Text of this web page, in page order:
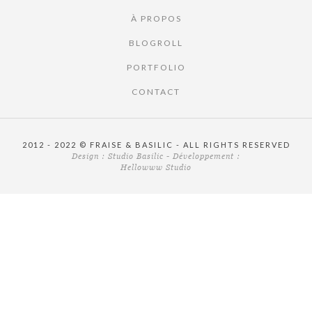
À PROPOS
BLOGROLL
PORTFOLIO
CONTACT
2012 - 2022 © FRAISE & BASILIC - ALL RIGHTS RESERVED
Design : Studio Basilic - Développement :
Hellowww Studio